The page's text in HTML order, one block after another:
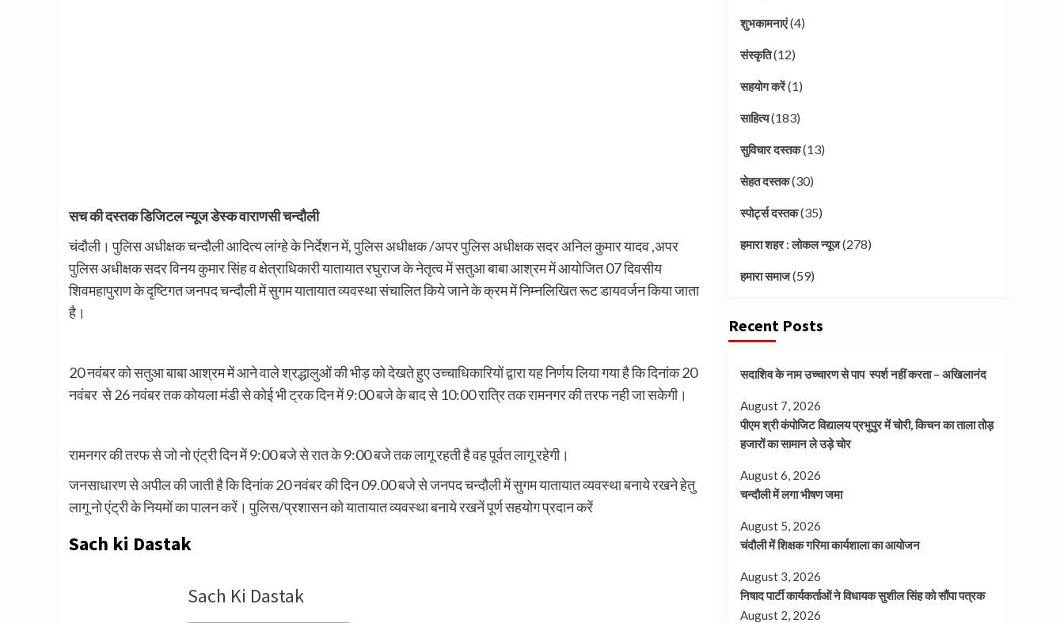
सच की दस्तक डिजिटल न्यूज डेस्क वाराणसी चन्दौली
चंदौली। पुलिस अधीक्षक चन्दौली आदित्य लांग्हे के निर्देशन में, पुलिस अधीक्षक /अपर पुलिस अधीक्षक सदर अनिल कुमार यादव ,अपर
पुलिस अधीक्षक सदर विनय कुमार सिंह व क्षेत्राधिकारी यातायात रघुराज के नेतृत्व में सतुआ बाबा आश्रम में आयोजित 07 दिवसीय
शिवमहापुराण के दृष्टिगत जनपद चन्दौली में सुगम यातायात व्यवस्था संचालित किये जाने के क्रम में निम्नलिखित रूट डायवर्जन किया जाता
है।
20 नवंबर को सतुआ बाबा आश्रम में आने वाले श्रद्धालुओं की भीड़ को देखते हुए उच्चाधिकारियों द्वारा यह निर्णय लिया गया है कि दिनांक 20
नवंबर से 26 नवंबर तक कोयला मंडी से कोई भी ट्रक दिन में 9:00 बजे के बाद से 10:00 रात्रि तक रामनगर की तरफ नही जा सकेगी।
रामनगर की तरफ से जो नो एंट्री दिन में 9:00 बजे से रात के 9:00 बजे तक लागू रहती है वह पूर्वत लागू रहेगी।
जनसाधारण से अपील की जाती है कि दिनांक 20 नवंबर की दिन 09.00 बजे से जनपद चन्दौली में सुगम यातायात व्यवस्था बनाये रखने हेतु
लागू नो एंट्री के नियमों का पालन करें। पुलिस/प्रशासन को यातायात व्यवस्था बनाये रखनें पूर्ण सहयोग प्रदान करें
Sach ki Dastak
Sach Ki Dastak
शुभकामनाएं(4)
संस्कृति(12)
सहयोग करें(1)
साहित्य(183)
सुविचार दस्तक(13)
सेहत दस्तक(30)
स्पोर्ट्स दस्तक(35)
हमारा शहर : लोकल न्यूज(278)
हमारा समाज(59)
Recent Posts
सदाशिव के नाम उच्चारण से पाप स्पर्श नहीं करता – अखिलानंद
August 7, 2026
पीएम श्री कंपोजिट विद्यालय प्रभुपुर में चोरी, किचन का ताला तोड़
हजारों का सामान ले उड़े चोर
August 6, 2026
चन्दौली में लगा भीषण जमा
August 5, 2026
चंदौली में शिक्षक गरिमा कार्यशाला का आयोजन
August 3, 2026
निषाद पार्टी कार्यकर्ताओं ने विधायक सुशील सिंह को सौंपा पत्रक
August 2, 2026